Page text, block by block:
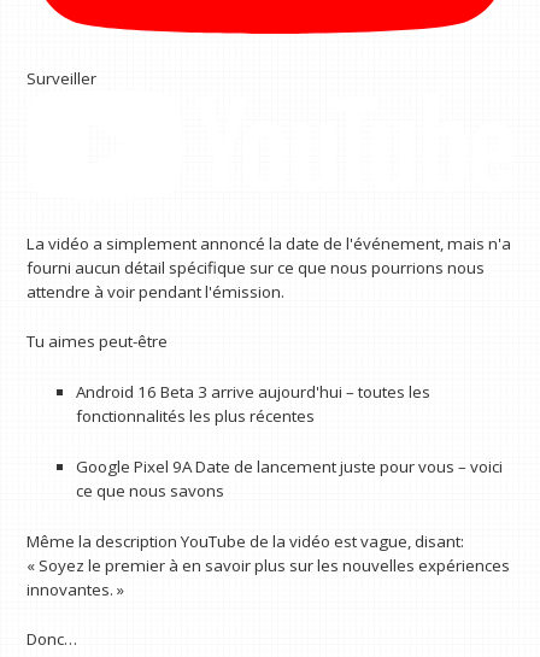
Surveiller
La vidéo a simplement annoncé la date de l'événement, mais n'a
fourni aucun détail spécifique sur ce que nous pourrions nous
attendre à voir pendant l'émission.
Tu aimes peut-être
Android 16 Beta 3 arrive aujourd'hui – toutes les
fonctionnalités les plus récentes
Google Pixel 9A Date de lancement juste pour vous – voici
ce que nous savons
Même la description YouTube de la vidéo est vague, disant:
« Soyez le premier à en savoir plus sur les nouvelles expériences
innovantes. »
Donc…